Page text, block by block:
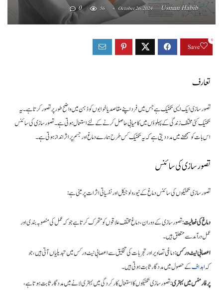
Usman Habib
October 26, 2024
56
0
Save
0
تعارف
تصور سازی ایک ایسی تکنیک ہے جس میں فرد اپنے مقاصد یا خوابوں کو ذہن میں واضح طور پر تصور کرتا ہے۔ یہ
تکنیک کئی مختلف زندگی کے پہلوؤں میں کامیابی حاصل کرنے کے لئے استعمال ہوتی ہے۔ تصور سازی کی سائنس
اس بات کو سمجھنے میں مدد دیتی ہے کہ یہ تکنیک کس طرح ہمارے دماغ اور جسم پر اثر انداز ہوتی ہے۔
تصور سازی کی سائنس
تصور سازی تکنیکوں کی سائنس دماغ کے نیورولوجیکل اور نفسیاتی اثرات پر مبنی ہے:
دماغ کی فعالیت: تصور سازی کے دوران، دماغ مختلف علاقوں کو متحرک کرتا ہے جو کہ عمل کی منصوبہ بندی اور
عمل درآمد سے متعلق ہیں۔
اعصابی نیٹ ورکس: دماغی تصاویر اور تجربات کی تخلیق سے اعصابی نیٹ ورکس میں تبدیلیاں آتی ہیں، جو
کہاہدافکے حصول میں مددگار ثابت ہوتی ہیں۔
پرفارمنس میں بہتری: تصور سازی تکنیکوں کا استعمال کارکردگی میں بہتری لانے میں مددگار ثابت ہوتا ہے،